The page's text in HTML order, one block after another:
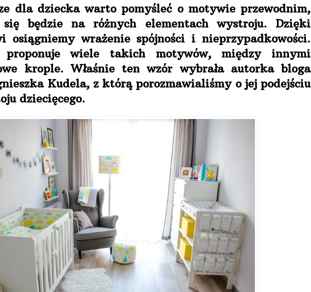
dla dziecka warto pomyśleć o motywie przewodnim,
będzie na różnych elementach wystroju. Dzięki
osiągniemy wrażenie spójności i nieprzypadkowości.
proponuje wiele takich motywów, między innymi
krople. Właśnie ten wzór wybrała autorka bloga
Kudela, z którą porozmawialiśmy o jej podejściu
dziecięcego.